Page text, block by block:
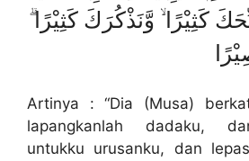
كَثِيْرًا ۙ وَّنَذْكُرَكَ كَثِيْرًا
Artinya : “Dia (Musa)
lapangkanlah dadaku,
untukku urusanku, dan